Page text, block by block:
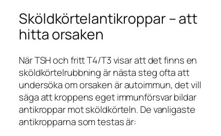
Sköldkörtelantikroppar – att
hitta orsaken
När TSH och fritt T4/T3 visar att det finns en
sköldkörtelrubbning är nästa steg ofta att
undersöka om orsaken är autoimmun, det vill
säga att kroppens eget immunförsvar bildar
antikroppar mot sköldkörteln. De vanligaste
antikropparna som testas är: